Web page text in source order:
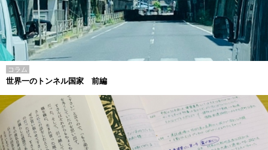
コラム
世界一のトンネル国家 前編